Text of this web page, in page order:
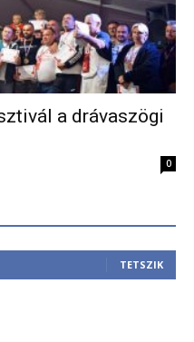
a drávaszögi
0
TETSZIK